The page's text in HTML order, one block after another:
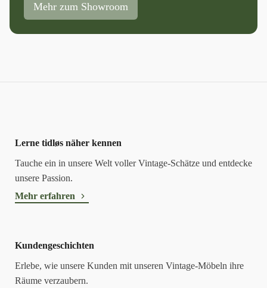
Mehr zum Showroom
Lerne tidløs näher kennen
Tauche ein in unsere Welt voller Vintage-Schätze und entdecke
unsere Passion.
Mehr erfahren
Kundengeschichten
Erlebe, wie unsere Kunden mit unseren Vintage-Möbeln ihre
Räume verzaubern.